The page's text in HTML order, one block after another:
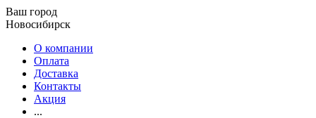
Ваш город
Новосибирск
О компании
Оплата
Доставка
Контакты
Акция
...